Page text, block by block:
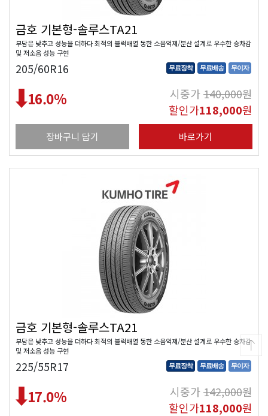
금호 기본형-솔루스TA21
부담은 낮추고 성능을 더하다 최적의 블럭배열 통한 소음억제/분산 설계로 우수한 승차감
및 저소음 성능 구현
205/60R16 무료장착 무료배송 무이자
16.0% 시중가140,000원
할인가118,000원
장바구니 담기 바로가기
금호 기본형-솔루스TA21
부담은 낮추고 성능을 더하다 최적의 블럭배열 통한 소음억제/분산 설계로 우수한 승차감
및 저소음 성능 구현
225/55R17 무료장착 무료배송 무이자
17.0% 시중가142,000원
할인가118,000원